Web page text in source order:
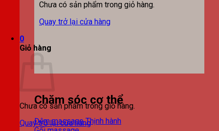
Chưa có sản phẩm trong giỏ hàng.
Quay trở lại cửa hàng
0
Giỏ hàng
Chưa có sản phẩm trong giỏ hàng.
Quay trở lại cửa hàng
Chăm sóc cơ thể
Đệm massage